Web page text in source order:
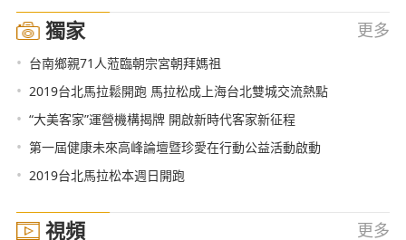
獨家 更多
• 台南鄉親71人蒞臨朝宗宮朝拜媽祖
• 2019台北馬拉鬆開跑 馬拉松成上海台北雙城交流熱點
• “大美客家”運營機構揭牌 開啟新時代客家新征程
• 第一屆健康未來高峰論壇暨珍愛在行動公益活動啟動
• 2019台北馬拉松本週日開跑
視頻 更多